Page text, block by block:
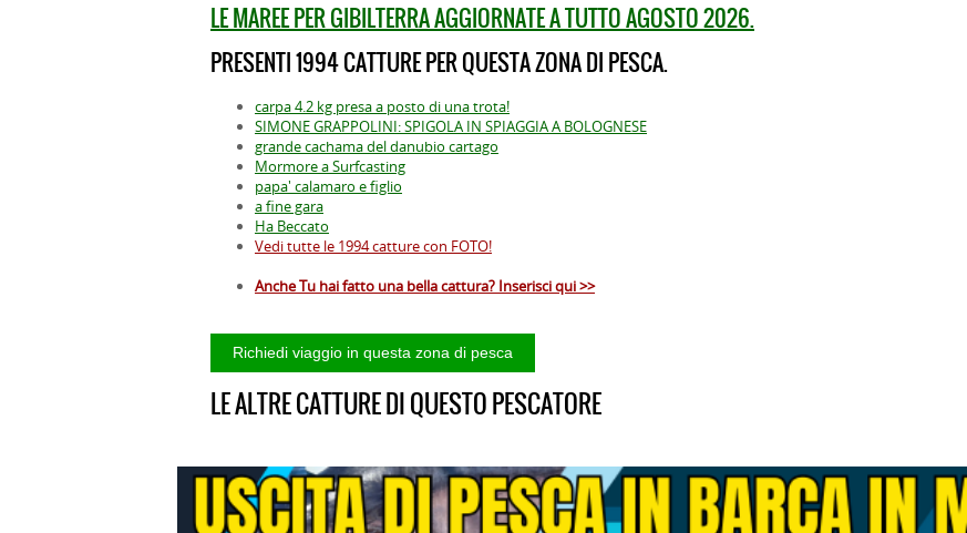
LE MAREE PER GIBILTERRA AGGIORNATE A TUTTO AGOSTO 2026.
PRESENTI 1994 CATTURE PER QUESTA ZONA DI PESCA.
carpa 4.2 kg presa a posto di una trota!
SIMONE GRAPPOLINI: SPIGOLA IN SPIAGGIA A BOLOGNESE
grande cachama del danubio cartago
Mormore a Surfcasting
papa' calamaro e figlio
a fine gara
Ha Beccato
Vedi tutte le 1994 catture con FOTO!
Anche Tu hai fatto una bella cattura? Inserisci qui >>
LE ALTRE CATTURE DI QUESTO PESCATORE